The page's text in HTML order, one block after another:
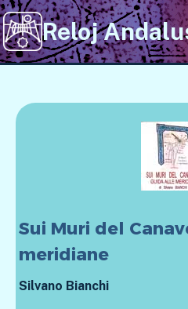
Saltar
al
contenido
Reloj
Sui Muri del
meridiane
Silvano Bianchi